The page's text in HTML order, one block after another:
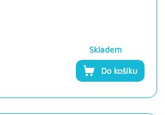
Skladem
Do košíku